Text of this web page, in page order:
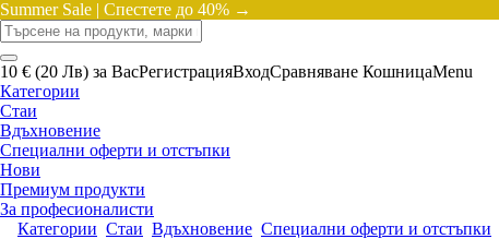
Summer Sale | Спестете до 40% →
10 € (20 Лв) за ВасРегистрацияВходСравняване КошницаMenu
Категории
Стаи
Вдъхновение
Специални оферти и отстъпки
Нови
Премиум продукти
За професионалисти
Категории Стаи Вдъхновение Специални оферти и отстъпки